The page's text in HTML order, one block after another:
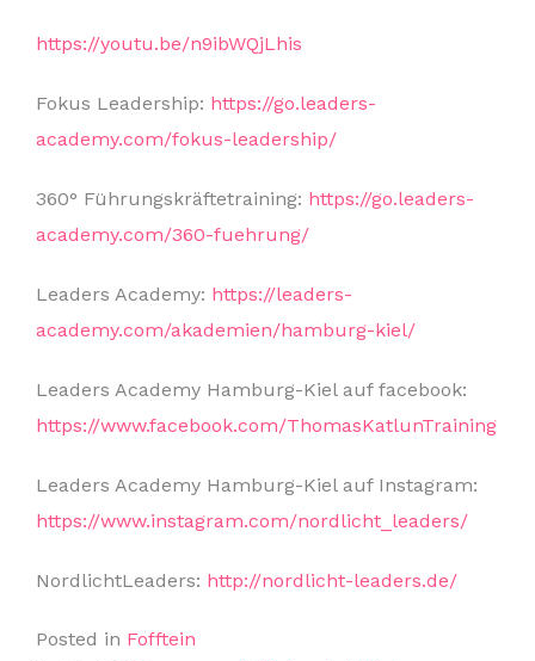
https://youtu.be/n9ibWQjLhis
Fokus Leadership: https://go.leaders-
academy.com/fokus-leadership/
360° Führungskräftetraining: https://go.leaders-
academy.com/360-fuehrung/
Leaders Academy: https://leaders-
academy.com/akademien/hamburg-kiel/
Leaders Academy Hamburg-Kiel auf facebook:
https://www.facebook.com/ThomasKatlunTraining
Leaders Academy Hamburg-Kiel auf Instagram:
https://www.instagram.com/nordlicht_leaders/
NordlichtLeaders: http://nordlicht-leaders.de/
Posted in Fofftein